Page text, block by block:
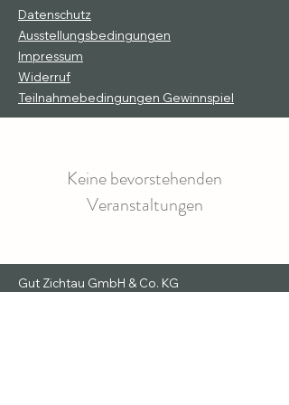
Datenschutz
Ausstellungsbedingungen
Impressum
Widerruf
Teilnahmebedingungen Gewinnspiel
Keine bevorstehenden
Veranstaltungen
Gut Zichtau GmbH & Co. KG